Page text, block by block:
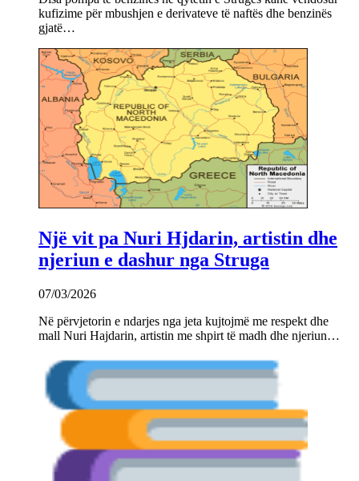
kufizime për mbushjen e derivateve të naftës dhe benzinës
gjatë…
Një vit pa Nuri Hjdarin, artistin dhe
njeriun e dashur nga Struga
07/03/2026
Në përvjetorin e ndarjes nga jeta kujtojmë me respekt dhe
mall Nuri Hajdarin, artistin me shpirt të madh dhe njeriun…